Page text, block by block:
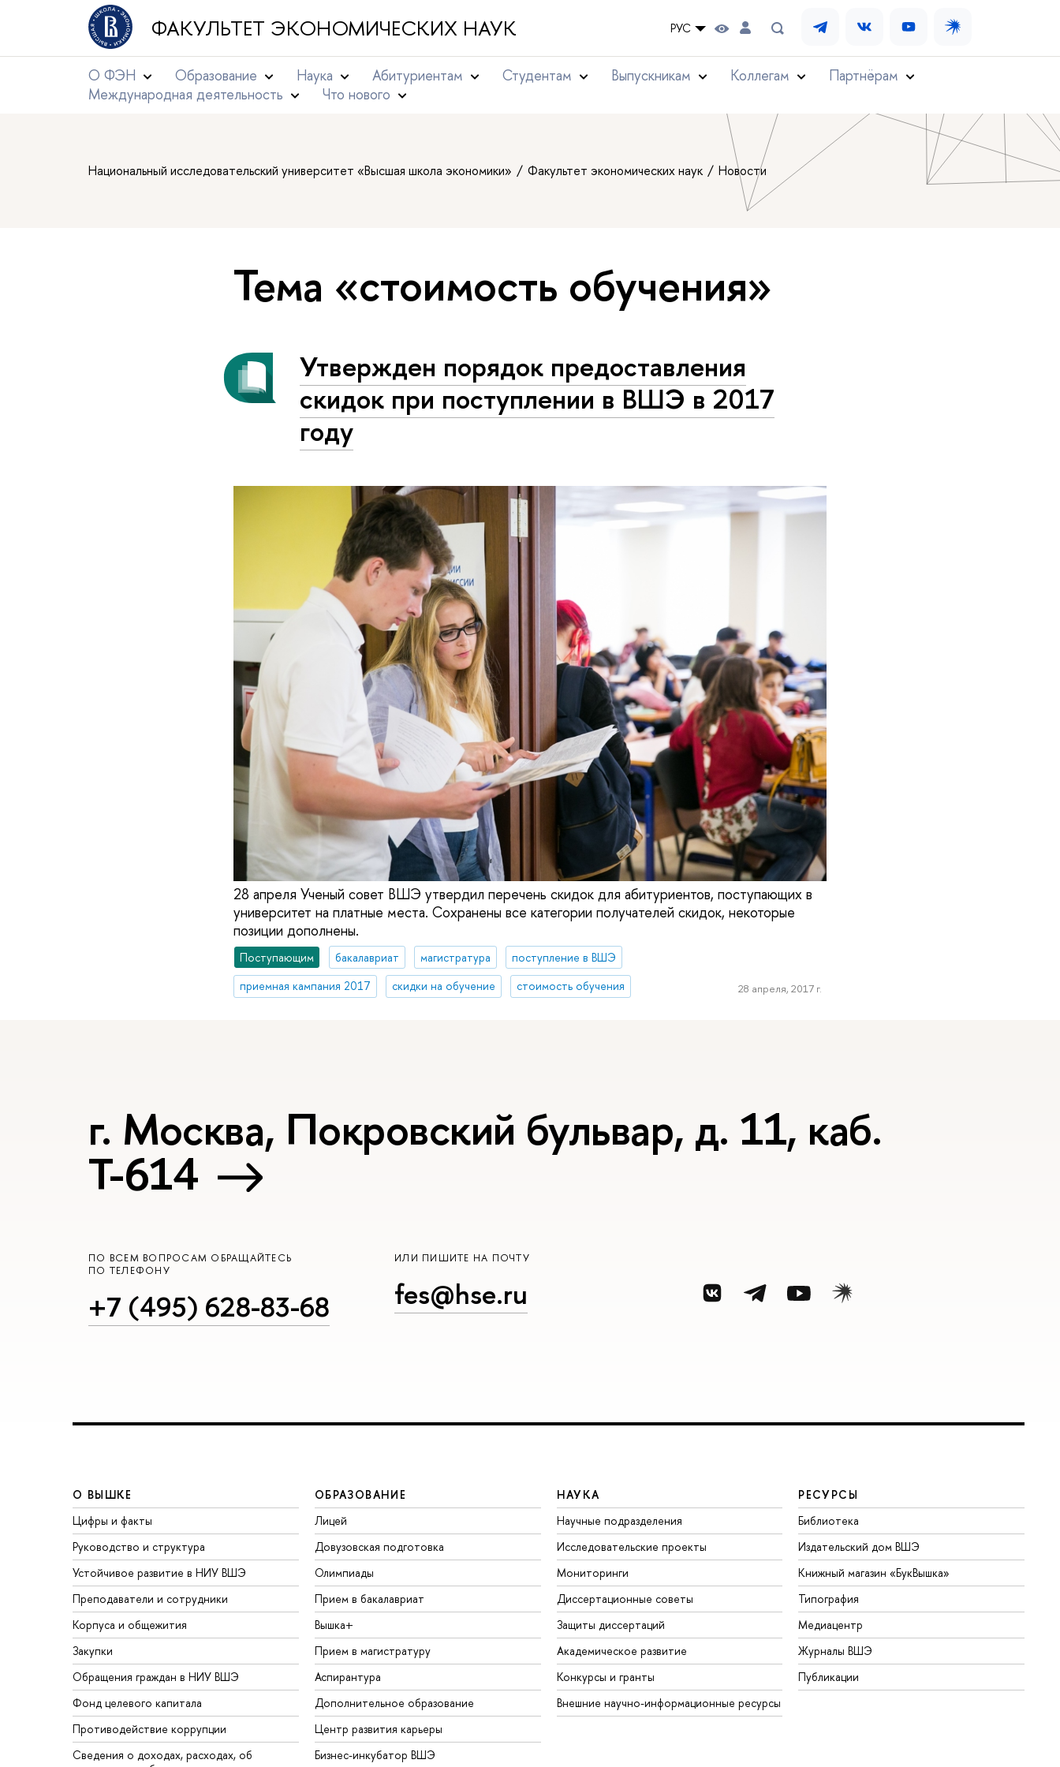
ФАКУЛЬТЕТ ЭКОНОМИЧЕСКИХ НАУК РУС
О ФЭН Образование Наука Абитуриентам Студентам Выпускникам Коллегам
Партнёрам
Международная деятельность
Что нового
Национальный исследовательский университет «Высшая школа экономики» Факультет экономических наук Новости
Тема «стоимость обучения»
Утвержден порядок предоставления
скидок при поступлении в ВШЭ в 2017
году
28 апреля Ученый совет ВШЭ утвердил перечень скидок для абитуриентов, поступающих в
университет на платные места. Сохранены все категории получателей скидок, некоторые
позиции дополнены.
Поступающим бакалавриат магистратура
поступление в ВШЭ
приемная кампания 2017
скидки на обучение стоимость обучения 28 апреля, 2017 г.
г. Москва, Покровский бульвар, д. 11, каб.
Т-614
ПО ВСЕМ ВОПРОСАМ ОБРАЩАЙТЕСЬ
ПО ТЕЛЕФОНУ
+7 (495) 628-83-68
ИЛИ ПИШИТЕ НА ПОЧТУ
fes@hse.ru
О ВЫШКЕ
Цифры и факты
Руководство и структура
Устойчивое развитие в НИУ ВШЭ
Преподаватели и сотрудники
Корпуса и общежития
Закупки
Обращения граждан в НИУ ВШЭ
Фонд целевого капитала
Противодействие коррупции
Сведения о доходах, расходах, об
ОБРАЗОВАНИЕ
Лицей
Довузовская подготовка
Олимпиады
Прием в бакалавриат
Вышка+
Прием в магистратуру
Аспирантура
Дополнительное образование
Центр развития карьеры
Бизнес-инкубатор ВШЭ
НАУКА
Научные подразделения
Исследовательские проекты
Мониторинги
Диссертационные советы
Защиты диссертаций
Академическое развитие
Конкурсы и гранты
Внешние научно-информационные ресурсы
РЕСУРСЫ
Библиотека
Издательский дом ВШЭ
Книжный магазин «БукВышка»
Типография
Медиацентр
Журналы ВШЭ
Публикации